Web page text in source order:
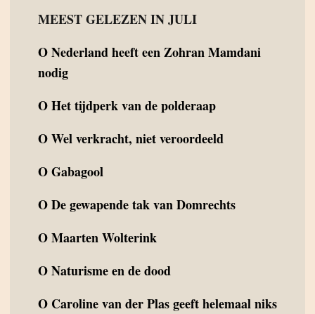
MEEST GELEZEN IN JULI
ONederland heeft een Zohran Mamdani
nodig
OHet tijdperk van de polderaap
OWel verkracht, niet veroordeeld
OGabagool
ODe gewapende tak van Domrechts
OMaarten Wolterink
ONaturisme en de dood
O Caroline van der Plas geeft helemaal niks